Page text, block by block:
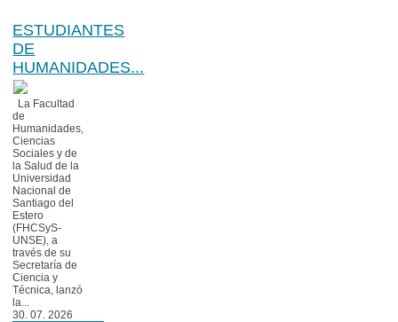
ESTUDIANTES
DE
HUMANIDADES...
La Facultad
de
Humanidades,
Ciencias
Sociales y de
la Salud de la
Universidad
Nacional de
Santiago del
Estero
(FHCSyS-
UNSE), a
través de su
Secretaría de
Ciencia y
Técnica, lanzó
la...
30. 07. 2026